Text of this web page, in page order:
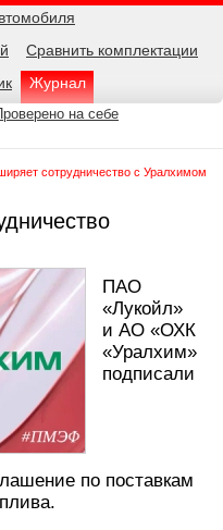
Сравнить комплектации
Журнал
на себе
сотрудничество с Уралхимом
ПАО
«Лукойл»
и АО «ОХК
«Уралхим»
подписали
по поставкам